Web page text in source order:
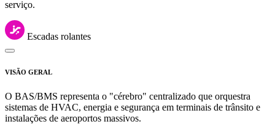
serviço.
Escadas rolantes
VISÃO GERAL
O BAS/BMS representa o "cérebro" centralizado que orquestra
sistemas de HVAC, energia e segurança em terminais de trânsito e
instalações de aeroportos massivos.